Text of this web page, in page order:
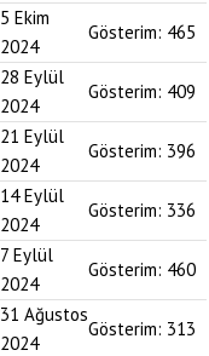
5 Ekim
2024
Gösterim: 465
28 Eylül
2024
Gösterim: 409
21 Eylül
2024
Gösterim: 396
14 Eylül
2024
Gösterim: 336
7 Eylül
2024
Gösterim: 460
31 Ağustos
2024
Gösterim: 313